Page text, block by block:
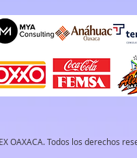
OAXACA. Todos los derechos